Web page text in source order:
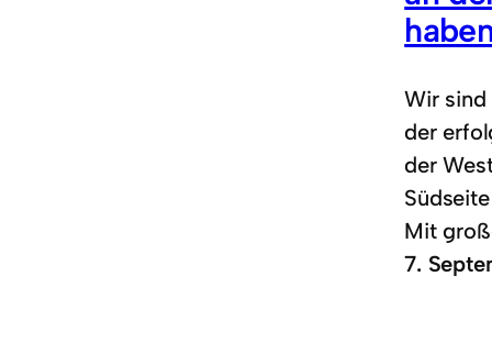
Wir sind
der
der
Mit
7.